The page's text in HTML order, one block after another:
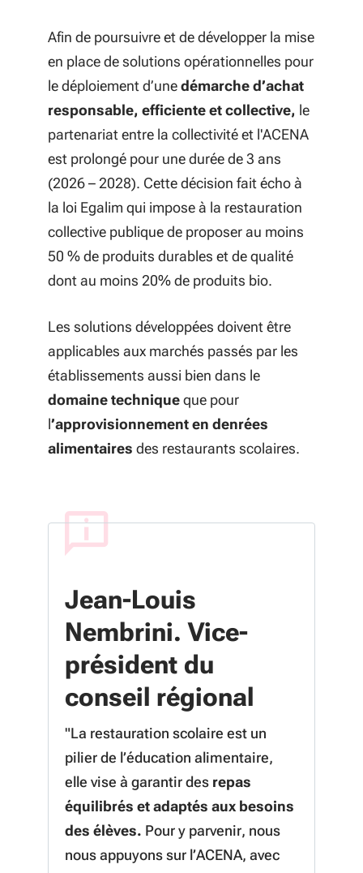
Afin de poursuivre et de développer la mise
en place de solutions opérationnelles pour
le déploiement d’unedémarche d’achat
responsable, efficiente et collective, le
partenariat entre la collectivité et l'ACENA
est prolongé pour une durée de 3 ans
(2026 – 2028). Cette décision fait écho à
la loi Egalim qui impose à la restauration
collective publique de proposer au moins
50 % de produits durables et de qualité
dont au moins 20% de produits bio.
Les solutions développées doivent être
applicables aux marchés passés par les
établissements aussi bien dans le
domaine techniqueque pour
l’approvisionnement en denrées
alimentaires des restaurants scolaires.
Jean-Louis
Nembrini. Vice-
président du
conseil régional
"La restauration scolaire est un
pilier de l’éducation alimentaire,
elle vise à garantir des repas
équilibrés et adaptés aux besoins
des élèves. Pour y parvenir, nous
nous appuyons sur l’ACENA, avec